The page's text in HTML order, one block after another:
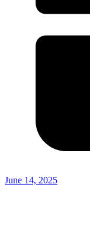
June 14, 2025